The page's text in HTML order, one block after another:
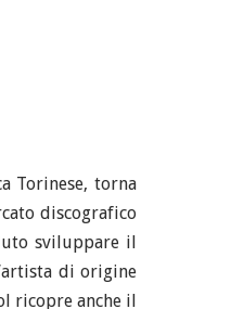
Torinese, torna
discografico
sviluppare il
di origine
ricopre anche il